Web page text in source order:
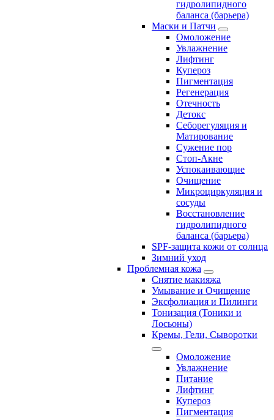
гидролипидного
баланса (барьера)
Маски и Патчи
Омоложение
Увлажнение
Лифтинг
Купероз
Пигментация
Регенерация
Отечность
Детокс
Себорегуляция и
Матирование
Сужение пор
Стоп-Акне
Успокаивающие
Очищение
Микроциркуляция и
сосуды
Восстановление
гидролипидного
баланса (барьера)
SPF-защита кожи от солнца
Зимний уход
Проблемная кожа
Снятие макияжа
Умывание и Очищение
Эксфолиация и Пилинги
Тонизация (Тоники и
Лосьоны)
Кремы, Гели, Сыворотки
Омоложение
Увлажнение
Питание
Лифтинг
Купероз
Пигментация